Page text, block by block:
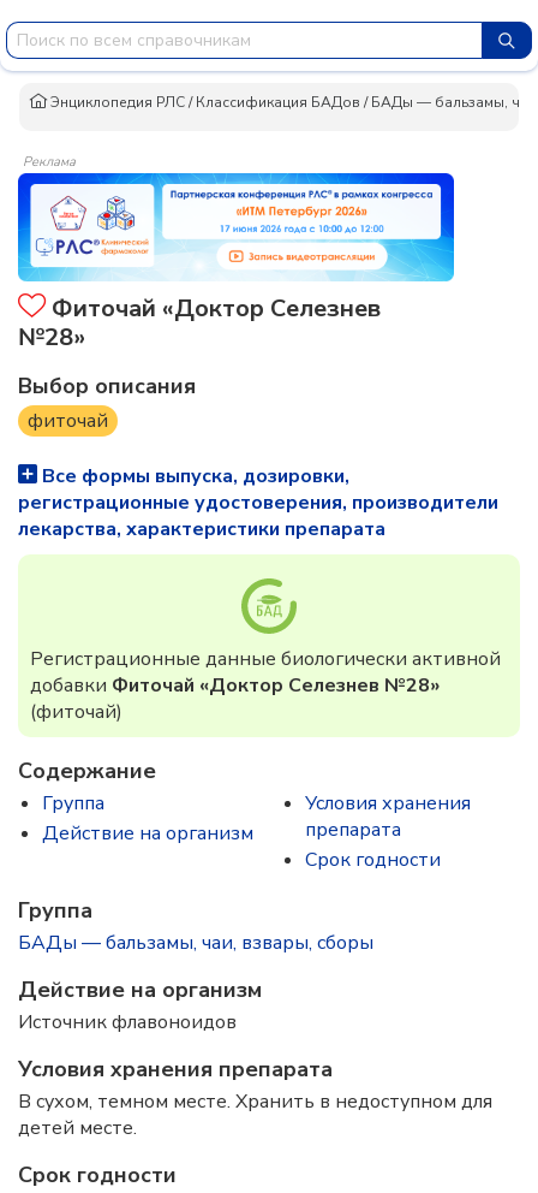
Энциклопедия РЛС/Классификация БАДов /БАДы — бальзамы,
Реклама
Фиточай «Доктор Селезнев
№28»
Выбор описания
фиточай
Все формы выпуска, дозировки,
регистрационные удостоверения, производители
лекарства, характеристики препарата
Регистрационные данные биологически активной
добавки Фиточай «Доктор Селезнев №28»
(фиточай)
Содержание
Группа
Действие на организм
Условия хранения
препарата
Срок годности
Группа
БАДы — бальзамы, чаи, взвары, сборы
Действие на организм
Источник флавоноидов
Условия хранения препарата
В сухом, темном месте. Хранить в недоступном для
детей месте.
Срок годности